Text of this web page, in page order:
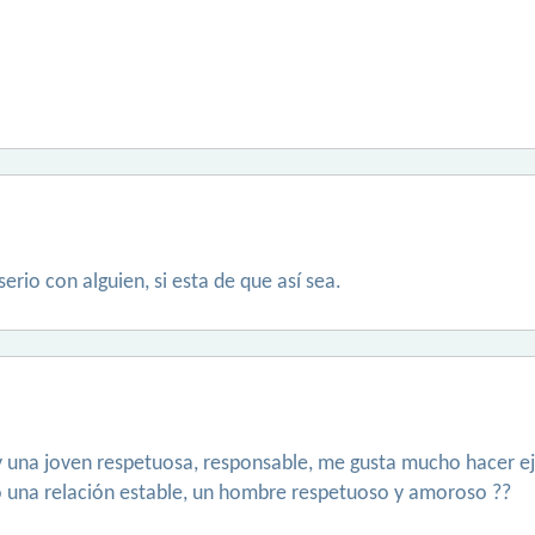
con alguien, si esta de que así sea.
joven respetuosa, responsable, me gusta mucho hacer
relación estable, un hombre respetuoso y amoroso ??